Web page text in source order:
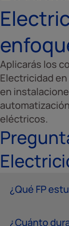
Aplicarás los
Electricidad
en
eléctricos.
¿Qué FP
¿Cuánto